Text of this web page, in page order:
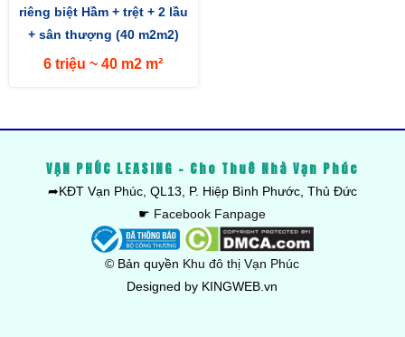
riêng biệt Hầm + trệt + 2 lầu
+ sân thượng (40 m2m2)
đường lớn 13m hướng Nam
6 triệu ~ 40 m2 m²
VẠN PHÚC LEASING - Cho Thuê Nhà Vạn Phúc
➦KĐT Vạn Phúc, QL13, P. Hiệp Bình Phước, Thủ Đức
☛ Facebook Fanpage
© Bản quyền Khu đô thị Vạn Phúc
Designed by KINGWEB.vn